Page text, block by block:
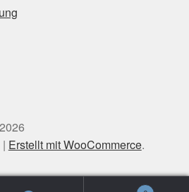
Erstellt mit WooCommerce.